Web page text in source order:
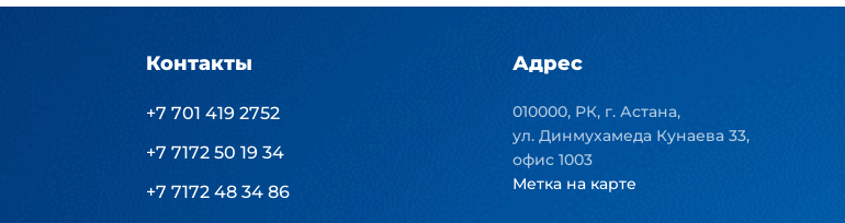
Контакты
+7 701 419 2752
+7 7172 50 19 34
+7 7172 48 34 86
Адрес
010000, РК, г. Астана,
ул. Динмухамеда Кунаева 33,
офис 1003
Метка на карте